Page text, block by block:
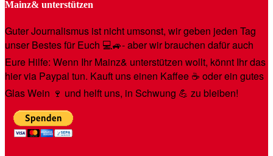
Mainz& unterstützen
Guter Journalismus ist nicht umsonst, wir geben jeden Tag
unser Bestes für Euch 💻🚙- aber wir brauchen dafür auch
Eure Hilfe: Wenn Ihr Mainz& unterstützen wollt, könnt Ihr das
hier via Paypal tun. Kauft uns einen Kaffee ☕️ oder ein gutes
Glas Wein 🍷 und helft uns, in Schwung 💪 zu bleiben!